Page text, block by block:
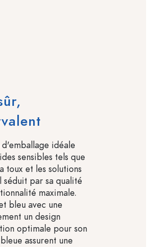
idéale
sensibles tels que
toux et les solutions
séduit par sa qualité
maximale.
bleu avec une
un design
optimale pour son
assurent une